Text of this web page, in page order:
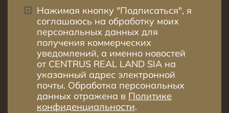
Нажимая кнопку "Подписаться", я
соглашаюсь на обработку моих
персональных данных для
получения коммерческих
уведомлений, а именно новостей
от CENTRUS REAL LAND SIA на
указанный адрес электронной
почты. Обработка персональных
данных отражена в Политике
конфиденциальности.